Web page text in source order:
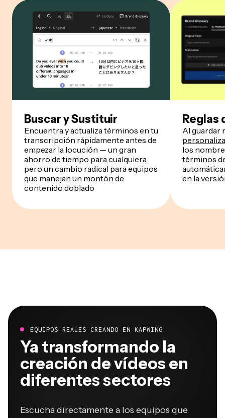
Buscar y Sustituir
Encuentra y actualiza términos en tu
transcripción rápidamente antes de
empezar la locución — un gran
ahorro de tiempo para cualquiera,
pero un cambio radical para equipos
que manejan un montón de
contenido doblado
Reglas
Al guardar
los
términos
en la
EQUIPOS REALES CREANDO EN KAPWING
Ya transformando la
creación de vídeos en
diferentes sectores
Escucha directamente a los equipos que